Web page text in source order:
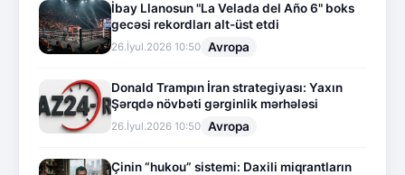
İbay Llanosun "La Velada del Año 6" boks
gecəsi rekordları alt-üst etdi
26.İyul.2026 10:50 Avropa
Donald Trampın İran strategiyası: Yaxın
Şərqdə növbəti gərginlik mərhələsi
26.İyul.2026 10:50 Avropa
Çinin “hukou” sistemi: Daxili miqrantların